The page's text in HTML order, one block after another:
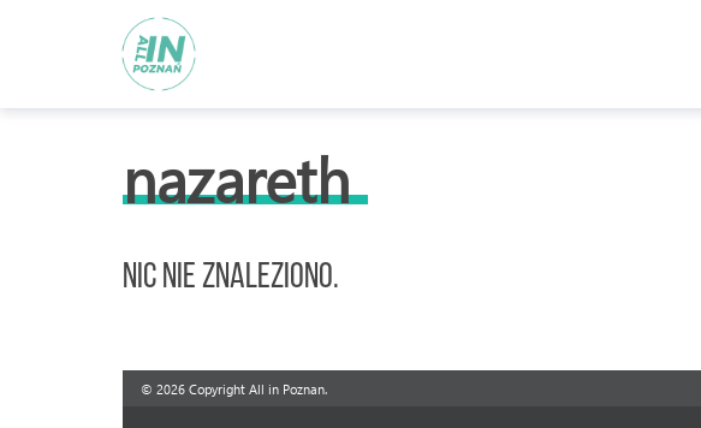
nazareth
Nic nie znaleziono.
© 2026 Copyright All in Poznan.